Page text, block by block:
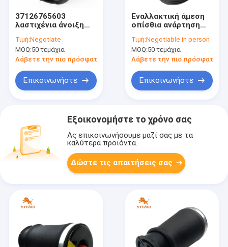
37126765603
λαστιχένια άνοιξη
αυτοκινήτων
Τιμή:Negotiate
MOQ:50 τεμάχια
Λάβετε την πιο πρόσφατη τιμή
Επικοινωνήστε
Εναλλακτική άμεση
οπίσθια ανάρτηση
37126795013 Νέο
σχεδιασμό
Τιμή:Negotiable in person
MOQ:50 τεμάχια
Λάβετε την πιο πρόσφατη
Επικοινωνήστε
Εξοικονομήστε το χρόνο σας
Ας επικοινωνήσουμε μαζί σας με τα
καλύτερα προϊόντα.
Δώστε τις απαιτήσεις σας